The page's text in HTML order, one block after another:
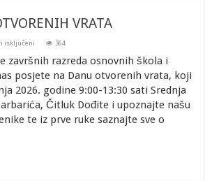
VRATA
isključeni
–
DAN
OTVORENIH
VRATA
364
završnih razreda osnovnih škola i
posjete na Danu otvorenih vrata, koji
2026. godine 9:00-13:30 sati Srednja
Čitluk Dođite i upoznajte našu
te iz prve ruke saznajte sve o